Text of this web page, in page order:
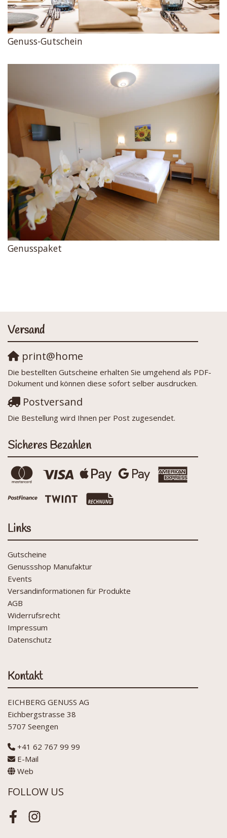
Genuss-Gutschein
Genusspaket
Versand
print@home
Die bestellten Gutscheine erhalten Sie umgehend als PDF-
Dokument und können diese sofort selber ausdrucken.
Postversand
Die Bestellung wird Ihnen per Post zugesendet.
Sicheres Bezahlen
Links
Gutscheine
Genussshop Manufaktur
Events
Versandinformationen für Produkte
AGB
Widerrufsrecht
Impressum
Datenschutz
Kontakt
EICHBERG GENUSS AG
Eichbergstrasse 38
5707 Seengen
+41 62 767 99 99
E-Mail
Web
FOLLOW US
FacebookInstagram